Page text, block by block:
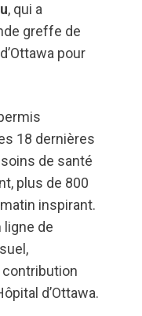
, qui a
greffe de
pour
18 dernières
de santé
plus de 800
inspirant.
ligne de
contribution
d’Ottawa.